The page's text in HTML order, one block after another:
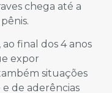
chega até a
final dos 4 anos
expor
situações
de aderências